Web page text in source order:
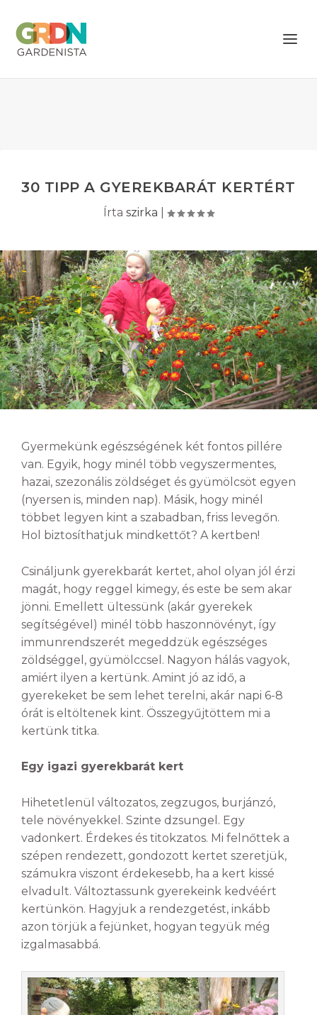
30 TIPP A GYEREKBARÁT KERTÉRT
Írta szirka
Gyermekünk egészségének két fontos pillére
van. Egyik, hogy minél több vegyszermentes,
hazai, szezonális zöldséget és gyümölcsöt egyen
(nyersen is, minden nap). Másik, hogy minél
többet legyen kint a szabadban, friss levegőn.
Hol biztosíthatjuk mindkettőt? A kertben!
Csináljunk gyerekbarát kertet, ahol olyan jól érzi
magát, hogy reggel kimegy, és este be sem akar
jönni. Emellett ültessünk (akár gyerekek
segítségével) minél több haszonnövényt, így
immunrendszerét megeddzük egészséges
zöldséggel, gyümölccsel. Nagyon hálás vagyok,
amiért ilyen a kertünk. Amint jó az idő, a
gyerekeket be sem lehet terelni, akár napi 6-8
órát is eltöltenek kint. Összegyűjtöttem mi a
kertünk titka.
Egy igazi gyerekbarát kert
Hihetetlenül változatos, zegzugos, burjánzó,
tele növényekkel. Szinte dzsungel. Egy
vadonkert. Érdekes és titokzatos. Mi felnőttek a
szépen rendezett, gondozott kertet szeretjük,
számukra viszont érdekesebb, ha a kert kissé
elvadult. Változtassunk gyerekeink kedvéért
kertünkön. Hagyjuk a rendezgetést, inkább
azon törjük a fejünket, hogyan tegyük még
izgalmasabbá.